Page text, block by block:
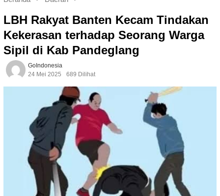
LBH Rakyat Banten Kecam Tindakan
Kekerasan terhadap Seorang Warga
Sipil di Kab Pandeglang
GoIndonesia
24 Mei 2025
689 Dilihat